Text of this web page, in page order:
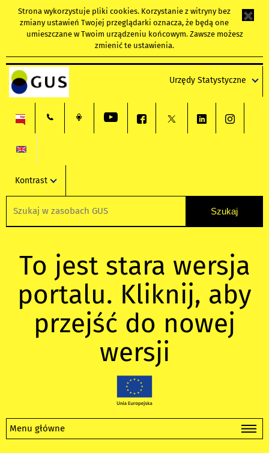
Strona wykorzystuje pliki cookies. Korzystanie z witryny bez
zmiany ustawień Twojej przeglądarki oznacza, że będą one
umieszczane w Twoim urządzeniu końcowym. Zawsze możesz
zmienić te ustawienia.
Urzędy Statystyczne
Kontrast
To jest stara wersja
portalu. Kliknij, aby
przejść do nowej
wersji
Menu główne